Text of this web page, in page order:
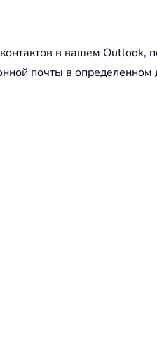
в вашем Outlook,
почты в